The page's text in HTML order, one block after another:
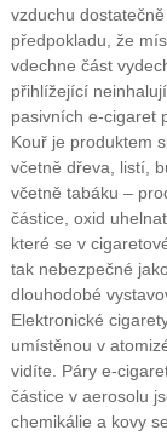
vzduchu
předpokladu, že
vdechne část
přihlížející
pasivních e-cigaret
Kouř je produktem
včetně dřeva, listí,
včetně tabáku –
částice, oxid
které se v
tak nebezpečné
dlouhodobé
Elektronické
umístěnou v
vidíte. Páry e-
částice v aerosolu
chemikálie a kovy